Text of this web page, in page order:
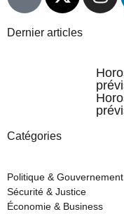
Dernier articles
Catégories
Politique & Gouvernement
Sécurité & Justice
Économie & Business